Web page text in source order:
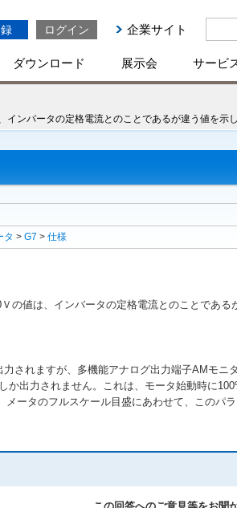
ログイン 企業サイト
ダウンロード 展示会 サービ
ンバータの定格電流とのことであるが違う値を示し
タ > G7 > 仕様
の値は、インバータの定格電流とのことである
されますが、多機能アナログ出力端子AMモニ
か出力されません。これは、モータ始動時に
ータのフルスケール目盛にあわせて、このパ